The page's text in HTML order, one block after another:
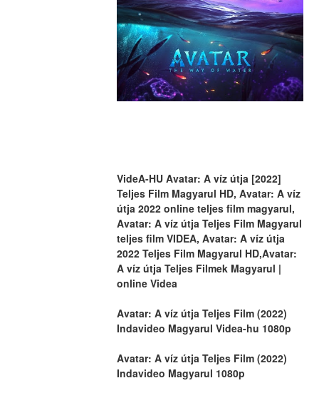
VideA-HU Avatar: A víz útja [2022]
Teljes Film Magyarul HD, Avatar: A víz
útja 2022 online teljes film magyarul,
Avatar: A víz útja Teljes Film Magyarul
teljes film VIDEA, Avatar: A víz útja
2022 Teljes Film Magyarul HD,Avatar:
A víz útja Teljes Filmek Magyarul |
online Videa
Avatar: A víz útja Teljes Film (2022)
Indavideo Magyarul Videa-hu 1080p
Avatar: A víz útja Teljes Film (2022)
Indavideo Magyarul 1080p